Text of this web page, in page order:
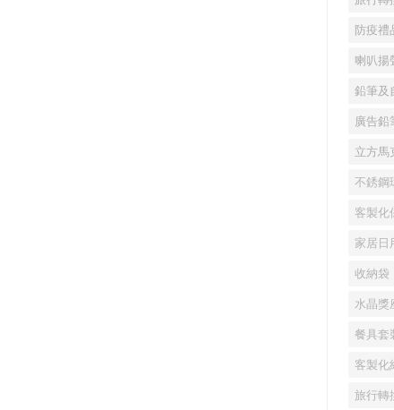
防疫禮
喇叭揚
鉛筆及
廣告鉛
立方馬
不銹鋼
客製化
家居日
收納袋
水晶獎
餐具套
客製化
旅行轉